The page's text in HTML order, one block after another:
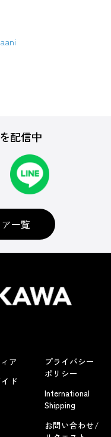
配信中
一覧
ア
ド
プライバシー
ポリシー
International
Shipping
お問い合わせ/